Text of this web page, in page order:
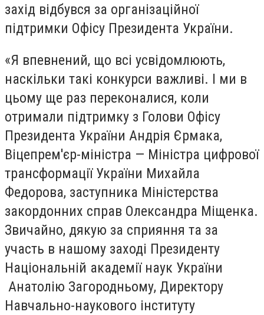
захід відбувся за організаційної
підтримки Офісу Президента України.
«Я впевнений, що всі усвідомлюють,
наскільки такі конкурси важливі. І ми в
цьому ще раз переконалися, коли
отримали підтримку з Голови Офісу
Президента України Андрія Єрмака,
Віцепрем'єр-міністра — Міністра цифрової
трансформації України Михайла
Федорова, заступника Міністерства
закордонних справ Олександра Міщенка.
Звичайно, дякую за сприяння та за
участь в нашому заході Президенту
Національній академії наук України
Анатолію Загородньому, Директору
Навчально-наукового інституту